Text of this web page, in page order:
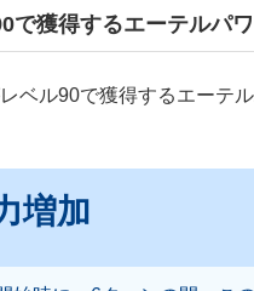
で獲得するエーテルパ
ベル90で獲得するエーテ
増加